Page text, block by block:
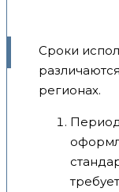
Сроки
регионах.